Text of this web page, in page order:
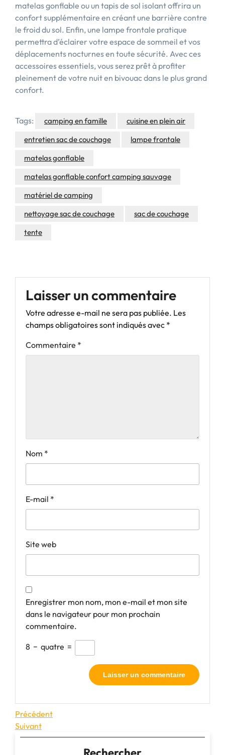
matelas gonflable ou un tapis de sol isolant offrira un
confort supplémentaire en créant une barrière contre
le froid du sol. Enfin, une lampe frontale pratique
permettra d’éclairer votre espace de sommeil et vos
déplacements nocturnes en toute sécurité. Avec ces
accessoires essentiels, vous serez prêt à profiter
pleinement de votre nuit en bivouac dans le plus grand
confort.
Tags: camping en famille
cuisine en plein air
entretien sac de couchage
lampe frontale
matelas gonflable
matelas gonflable confort camping sauvage
matériel de camping
nettoyage sac de couchage
sac de couchage
tente
Laisser un commentaire
Votre adresse e-mail ne sera pas publiée. Les
champs obligatoires sont indiqués avec *
Commentaire *
Nom *
E-mail *
Site web
Enregistrer mon nom, mon e-mail et mon site
dans le navigateur pour mon prochain
commentaire.
8 − quatre =
Navigation
de
Article
précédent
Précédent
Article
suivant
Suivant